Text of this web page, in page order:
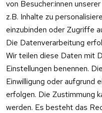
von Besucher:innen
z.B. Inhalte zu
einzubinden oder Zugriffe
Die Datenverarbeitung
Wir teilen diese Daten mit
Einstellungen benennen.
Einwilligung oder aufgrund
erfolgen. Die Zustimmung
werden. Es besteht das
Vertrag
widerrufen